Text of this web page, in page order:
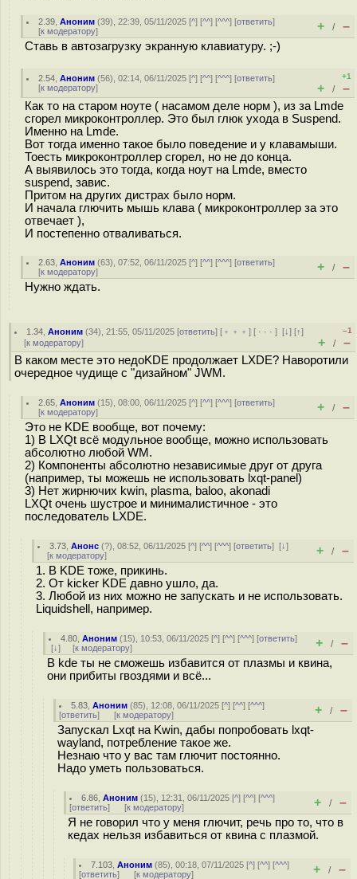
2.39 ,Аноним (39), 22:39, 05/11/2025 [^] [^^] [^^^] [ответить]
[к модератору] + / –
Ставь в автозагрузку экранную клавиатуру. ;-)
2.54 ,Аноним (56), 02:14, 06/11/2025 [^] [^^] [^^^] [ответить]
[к модератору]
+1
+ / –
Как то на старом ноуте ( насамом деле норм ), из за Lmde
сгорел микроконтроллер. Это был глюк ухода в Suspend.
Именно на Lmde.
Вот тогда именно такое было поведение и у клавамыши.
Тоесть микроконтроллер сгорел, но не до конца.
А выявилось это тогда, когда ноут на Lmde, вместо
suspend, завис.
Притом на других дистрах было норм.
И начала глючить мышь клава ( микроконтроллер за это
отвечает ),
И постепенно отваливаться.
2.63 ,Аноним (63), 07:52, 06/11/2025 [^] [^^] [^^^] [ответить]
[к модератору] + / –
Нужно ждать.
1.34 ,Аноним (34), 21:55, 05/11/2025 [ответить] [ ﹢﹢﹢] [ · · ·][↓] [↑]
[к модератору]
–1
+ / –
В каком месте это недоKDE продолжает LXDE? Наворотили
очередное чудище с "дизайном" JWM.
2.65 ,Аноним (15), 08:00, 06/11/2025 [^] [^^] [^^^] [ответить]
[к модератору] + / –
Это не KDE вообще, вот почему:
1) В LXQt всё модульное вообще, можно использовать
абсолютно любой WM.
2) Компоненты абсолютно независимые друг от друга
(например, ты можешь не использовать lxqt-panel)
3) Нет жирнючих kwin, plasma, baloo, akonadi
LXQt очень шустрое и минималистичное - это
последователь LXDE.
3.73 ,Анонс (?), 08:52, 06/11/2025 [^] [^^] [^^^] [ответить][↓]
[к модератору] + / –
1. В KDE тоже, прикинь.
2. От kicker KDE давно ушло, да.
3. Любой из них можно не запускать и не использовать.
Liquidshell, например.
4.80 ,Аноним (15), 10:53, 06/11/2025 [^] [^^] [^^^] [ответить]
[↓] [к модератору] + / –
В kde ты не сможешь избавится от плазмы и квина,
они прибиты гвоздями и всё...
5.83 ,Аноним (85), 12:08, 06/11/2025 [^] [^^] [^^^]
[ответить] [к модератору] + / –
Запускал Lxqt на Kwin, дабы попробовать lxqt-
wayland, потребление такое же.
Незнаю что у вас там глючит постоянно.
Надо уметь пользоваться.
6.86 ,Аноним (15), 12:31, 06/11/2025 [^] [^^] [^^^]
[ответить] [к модератору] + / –
Я не говорил что у меня глючит, речь про то, что в
кедах нельзя избавиться от квина с плазмой.
7.103 ,Аноним (85), 00:18, 07/11/2025 [^] [^^] [^^^]
[ответить] [к модератору] + / –